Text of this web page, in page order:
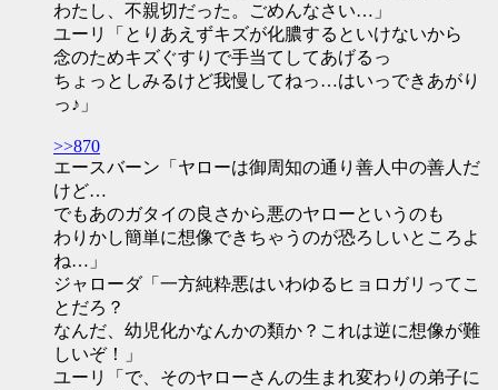
わたし、不親切だった。ごめんなさい…」
ユーリ「とりあえずキズが化膿するといけないから
念のためキズぐすりで手当てしてあげるっ
ちょっとしみるけど我慢してねっ…はいっできあがり
っ♪」
>>870
エースバーン「ヤローは御周知の通り善人中の善人だ
けど…
でもあのガタイの良さから悪のヤローというのも
わりかし簡単に想像できちゃうのが恐ろしいところよ
ね…」
ジャローダ「一方純粋悪はいわゆるヒョロガリってこ
とだろ？
なんだ、幼児化かなんかの類か？これは逆に想像が難
しいぞ！」
ユーリ「で、そのヤローさんの生まれ変わりの弟子に